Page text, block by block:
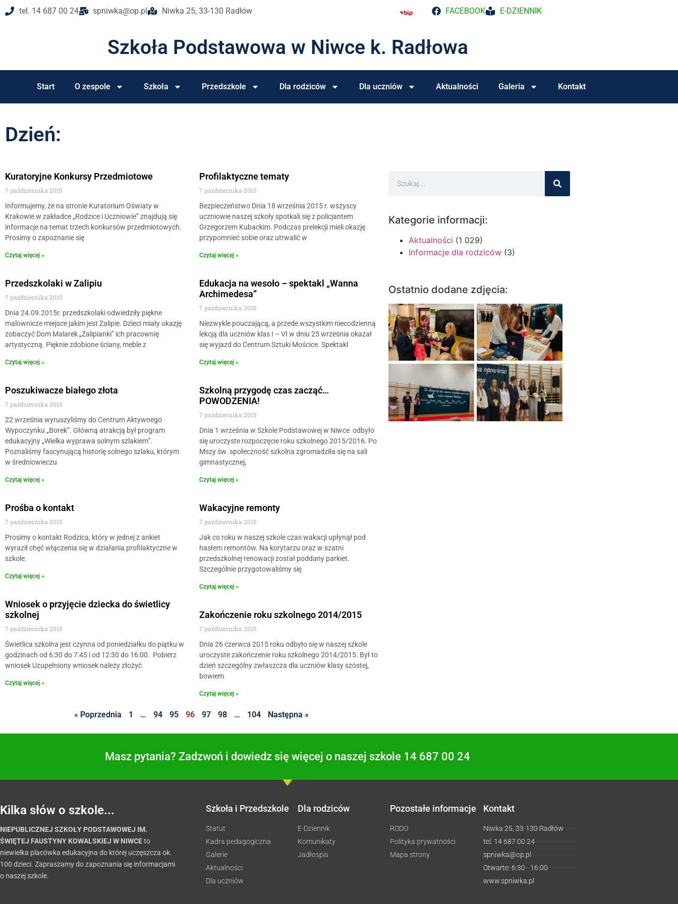
tel. 14 687 00 24 spniwka@op.pl Niwka 25, 33-130 Radłów FACEBOOK E-DZIENNIK
Szkoła Podstawowa w Niwce k. Radłowa
Start O zespole Szkoła Przedszkole Dla rodziców Dla uczniów Aktualności Galeria Kontakt
Dzień:
Kuratoryjne Konkursy Przedmiotowe
7 października 2015
Informujemy, że na stronie Kuratorium Oświaty w
Krakowie w zakładce „Rodzice i Uczniowie” znajdują się
informacje na temat trzech konkursów przedmiotowych.
Prosimy o zapoznanie się
Czytaj więcej »
Profilaktyczne tematy
7 października 2015
Bezpieczeństwo Dnia 18 września 2015 r. wszyscy
uczniowie naszej szkoły spotkali się z policjantem
Grzegorzem Kubackim. Podczas prelekcji mieli okazję
przypomnieć sobie oraz utrwalić w
Czytaj więcej »
Przedszkolaki w Zalipiu
7 października 2015
Dnia 24.09.2015r. przedszkolaki odwiedziły piękne
malownicze miejsce jakim jest Zalipie. Dzieci miały okazję
zobaczyć Dom Malarek „Zalipianki” ich pracownię
artystyczną. Pięknie zdobione ściany, meble z
Czytaj więcej »
Edukacja na wesoło – spektakl „Wanna
Archimedesa”
7 października 2015
Niezwykle pouczającą, a przede wszystkim niecodzienną
lekcją dla uczniów klas I – VI w dniu 25 września okazał
się wyjazd do Centrum Sztuki Mościce. Spektakl
Czytaj więcej »
Poszukiwacze białego złota
7 października 2015
22 września wyruszyliśmy do Centrum Aktywnego
Wypoczynku „Borek”. Główną atrakcją był program
edukacyjny „Wielka wyprawa solnym szlakiem”.
Poznaliśmy fascynującą historię solnego szlaku, którym
w średniowieczu
Czytaj więcej »
Szkolną przygodę czas zacząć…
POWODZENIA!
7 października 2015
Dnia 1 września w Szkole Podstawowej w Niwce odbyło
się uroczyste rozpoczęcie roku szkolnego 2015/2016. Po
Mszy św. społeczność szkolna zgromadziła się na sali
gimnastycznej,
Czytaj więcej »
Prośba o kontakt
7 października 2015
Prosimy o kontakt Rodzica, który w jednej z ankiet
wyraził chęć włączenia się w działania profilaktyczne w
szkole.
Czytaj więcej »
Wakacyjne remonty
7 października 2015
Jak co roku w naszej szkole czas wakacji upłynął pod
hasłem remontów. Na korytarzu oraz w szatni
przedszkolnej renowacji został poddany parkiet.
Szczególnie przygotowaliśmy się
Czytaj więcej »
Wniosek o przyjęcie dziecka do świetlicy
szkolnej
7 października 2015
Świetlica szkolna jest czynna od poniedziałku do piątku w
godzinach od 6:30 do 7:45 i od 12:30 do 16:00. Pobierz
wniosek Uzupełniony wniosek należy złożyć
Czytaj więcej »
Zakończenie roku szkolnego 2014/2015
7 października 2015
Dnia 26 czerwca 2015 roku odbyło się w naszej szkole
uroczyste zakończenie roku szkolnego 2014/2015. Był to
dzień szczególny zwłaszcza dla uczniów klasy szóstej,
bowiem
Czytaj więcej »
« Poprzednia 1 … 94 95 96 97 98 … 104 Następna »
Kategorie informacji:
Aktualności (1 029)
Informacje dla rodziców(3)
Ostatnio dodane zdjęcia:
Masz pytania? Zadzwoń i dowiedz się więcej o naszej szkole 14 687 00 24
Kilka słów o szkole...
NIEPUBLICZNEJ SZKOŁY PODSTAWOWEJ IM.
ŚWIĘTEJ FAUSTYNY KOWALSKIEJ W NIWCEto
niewielka placówka edukacyjna do której uczęszcza ok.
100 dzieci. Zapraszamy do zapoznania się informacjami
o naszej szkole.
Szkoła i Przedszkole
Statut
Kadra pedagogiczna
Galerie
Aktualności
Dla uczniów
Dla rodziców
E-Dziennik
Komunikaty
Jadłospis
Pozostałe informacje
RODO
Polityka prywatności
Mapa strony
Kontakt
Niwka 25, 33-130 Radłów
tel. 14 687 00 24
spniwka@op.pl
Otwarte: 6:30 - 16:00
www.spniwka.pl